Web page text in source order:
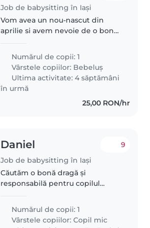
Job de babysitting în Iași
Vom avea un nou-nascut din
aprilie si avem nevoie de o bona
Numărul de copii: 1
Vârstele copiilor: Bebeluș
Ultima activitate: 4 săptămâni
în urmă
25,00 RON/hr
Daniel
Job de babysitting în Iași
9
Căutăm o bonă dragă și
responsabilă pentru copilul
jucăuș și plin de viață. Suntem o
familie căutând o persoană
încrezătoare și iubitoare de copii.
Numărul de copii: 1
Vârstele copiilor:Copil mic